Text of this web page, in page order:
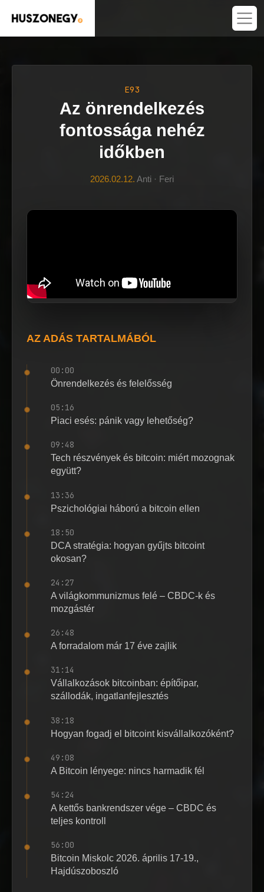
E93
Az önrendelkezés
fontossága nehéz
időkben
2026.02.12. Anti · Feri
AZ ADÁS TARTALMÁBÓL
00:00
Önrendelkezés és felelősség
05:16
Piaci esés: pánik vagy lehetőség?
09:48
Tech részvények és bitcoin: miért mozognak
együtt?
13:36
Pszichológiai háború a bitcoin ellen
18:50
DCA stratégia: hogyan gyűjts bitcoint
okosan?
24:27
A világkommunizmus felé – CBDC-k és
mozgástér
26:48
A forradalom már 17 éve zajlik
31:14
Vállalkozások bitcoinban: építőipar,
szállodák, ingatlanfejlesztés
38:18
Hogyan fogadj el bitcoint kisvállalkozóként?
49:08
A Bitcoin lényege: nincs harmadik fél
54:24
A kettős bankrendszer vége – CBDC és
teljes kontroll
56:00
Bitcoin Miskolc 2026. április 17-19.,
Hajdúszoboszló